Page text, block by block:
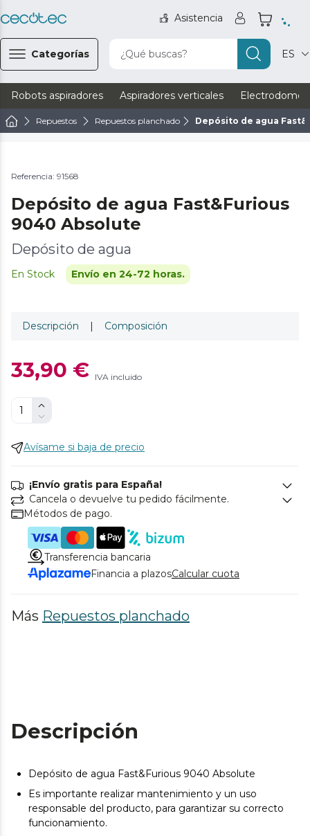
Asistencia
Categorías ¿Qué buscas? ES
Robots aspiradores Aspiradores verticales
Repuestos Repuestos planchado Depósito de agua
Referencia: 91568
Depósito de agua Fast&Furious
9040 Absolute
Depósito de agua
En Stock Envío en 24-72 horas.
Descripción | Composición
33,90 € IVA incluido
Avísame si baja de precio
¡Envío gratis para España!
Cancela o devuelve tu pedido fácilmente.
Métodos de pago.
Transferencia bancaria
Financia a plazosCalcular cuota
Más Repuestos planchado
Descripción
Depósito de agua Fast&Furious 9040 Absolute
Es importante realizar mantenimiento y un uso
responsable del producto, para garantizar su correcto
funcionamiento.